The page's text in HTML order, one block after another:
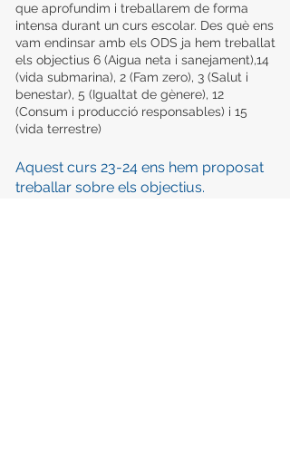
que aprofundim i treballarem de forma
intensa durant un curs escolar. Des què ens
vam endinsar amb els ODS ja hem treballat
els objectius 6 (Aigua neta i sanejament),14
(vida submarina), 2 (Fam zero), 3 (Salut i
benestar), 5 (Igualtat de gènere), 12
(Consum i producció responsables) i 15
(vida terrestre)
Aquest curs 23-24 ens hem proposat
treballar sobre els objectius.